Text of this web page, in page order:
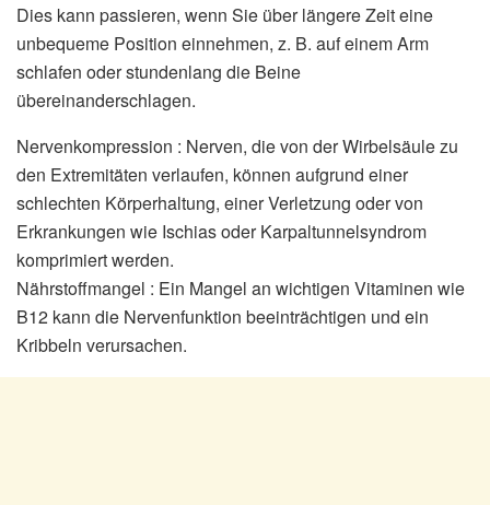
Dies kann passieren, wenn Sie über längere Zeit eine
unbequeme Position einnehmen, z. B. auf einem Arm
schlafen oder stundenlang die Beine
übereinanderschlagen.
Nervenkompression : Nerven, die von der Wirbelsäule zu
den Extremitäten verlaufen, können aufgrund einer
schlechten Körperhaltung, einer Verletzung oder von
Erkrankungen wie Ischias oder Karpaltunnelsyndrom
komprimiert werden.
Nährstoffmangel : Ein Mangel an wichtigen Vitaminen wie
B12 kann die Nervenfunktion beeinträchtigen und ein
Kribbeln verursachen.